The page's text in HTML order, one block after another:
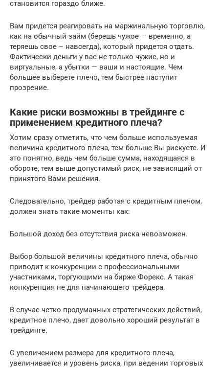
становится гораздо ближе.
Вам придется реагировать на маржинальную торговлю,
как на обычный займ (берешь чужое — временно, а
теряешь свое – навсегда), который придется отдать.
Фактически деньги у вас не только чужие, но и
виртуальные, а убытки — ваши и настоящие. Чем
большее выберете плечо, тем быстрее наступит
прозрение.
Какие риски возможны в трейдинге с
применением кредитного плеча?
Хотим сразу отметить, что чем больше используемая
величина кредитного плеча, тем больше Вы рискуете. И
это понятно, ведь чем больше сумма, находящаяся в
обороте, тем выше допустимый риск, не зависящий от
принятого Вами решения.
Следовательно, трейдер работая с кредитным плечом,
должен знать такие моменты как:
Большой доход без отсутствия риска невозможен.
Выбор большой величины кредитного плеча, обычно
приводит к конкуренции с профессиональными
участниками, торгующими на бирже Форекс. А такая
конкуренция не для начинающего трейдера.
В случае четко продуманных стратегических действий,
кредитное плечо, дает довольно хороший результат в
трейдинге.
С увеличением размера для кредитного плеча,
увеличивается и уровень риска, при ведении торговых